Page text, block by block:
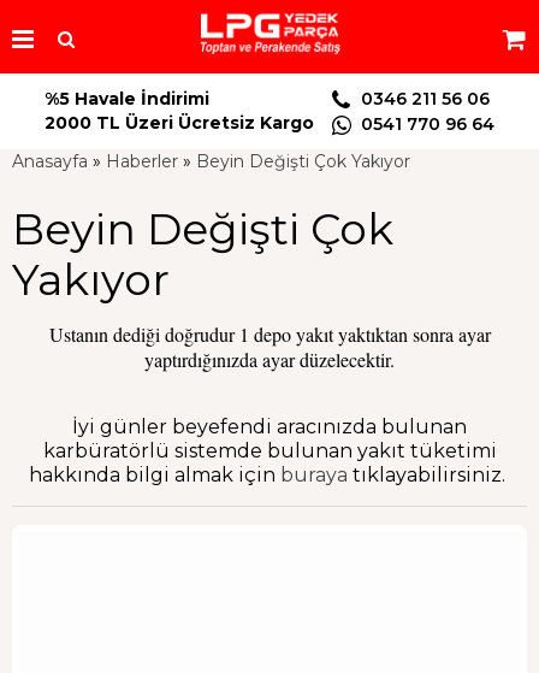
%5 Havale İndirimi
2000 TL Üzeri Ücretsiz Kargo
0346 211 56 06
0541 770 96 64
Anasayfa » Haberler » Beyin Değişti Çok Yakıyor
Beyin Değişti Çok
Yakıyor
Ustanın dediği doğrudur 1 depo yakıt yaktıktan sonra ayar
yaptırdığınızda ayar düzelecektir.
İyi günler beyefendi aracınızda bulunan
karbüratörlü sistemde bulunan yakıt tüketimi
hakkında bilgi almak için buraya tıklayabilirsiniz.